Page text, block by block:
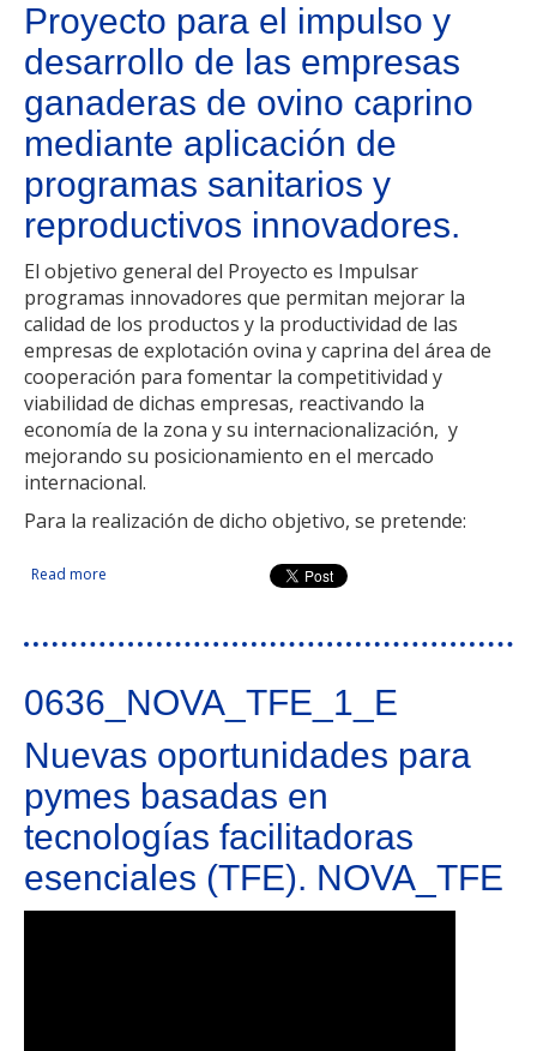
Proyecto para el impulso y
desarrollo de las empresas
ganaderas de ovino caprino
mediante aplicación de
programas sanitarios y
reproductivos innovadores.
El objetivo general del Proyecto es Impulsar
programas innovadores que permitan mejorar la
calidad de los productos y la productividad de las
empresas de explotación ovina y caprina del área de
cooperación para fomentar la competitividad y
viabilidad de dichas empresas, reactivando la
economía de la zona y su internacionalización, y
mejorando su posicionamiento en el mercado
internacional.
Para la realización de dicho objetivo, se pretende:
Read more about Proyecto para el impulso y desarrollo de las
empresas ganaderas de ovino caprino mediante aplicación
0636_NOVA_TFE_1_E
Nuevas oportunidades para
pymes basadas en
tecnologías facilitadoras
esenciales (TFE). NOVA_TFE